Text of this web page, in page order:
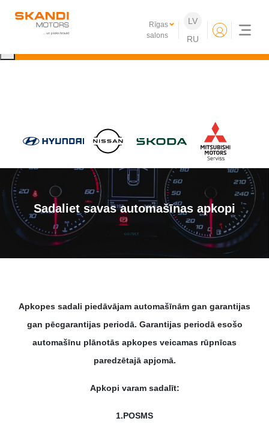
Rīgas
salons
LV
RU
Uzzini vairāk
Sadaliet savas automašīnas apkopi
Apkopes sadali piedāvājam automašīnām gan garantijas
gan pēcgarantijas periodā. Garantijas periodā esošo
automašīnu plānotās apkopes veicamas rūpnīcas
paredzētajā apjomā.
Apkopi varam sadalīt:
1.POSMS